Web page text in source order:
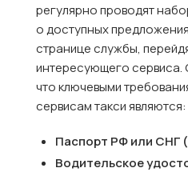
регулярно проводят
о доступных
странице службы,
интересующего сервиса.
что ключевыми
сервисам такси являются:
Паспорт РФ или СНГ
Водительское